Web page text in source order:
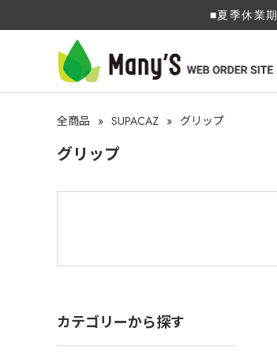
■夏季休業
全商品 » SUPACAZ » グリップ
グリップ
カテゴリーから探す